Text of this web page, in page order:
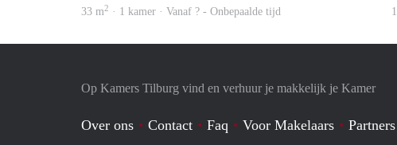
33 m2 · 1 kamer · Vanaf ? - Onbepaalde tijd
Op Kamers Tilburg vind en verhuur je makkelijk je Kamer
Over ons Contact Faq Voor Makelaars
Partners